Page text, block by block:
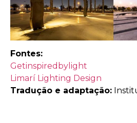
Fontes:
Getinspiredbylight
Limarí Lighting Design
Tradução e adaptação: